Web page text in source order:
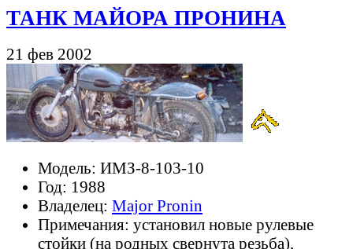
ТАНК МАЙОРА ПРОНИНА
21 фев 2002
Модель: ИМЗ-8-103-10
Год: 1988
Владелец: Major Pronin
Примечания: установил новые рулевые
стойки (на родных свернута резьба),